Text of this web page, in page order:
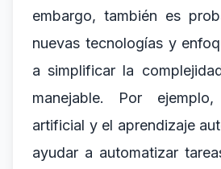
embargo, también es
nuevas tecnologías y
a simplificar la
manejable. Por
artificial y el aprendizaje
ayudar a automatizar